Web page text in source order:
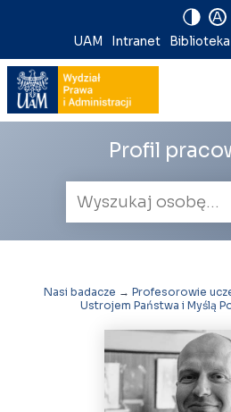
A
Nawigacja
na
skróty
UAM Intranet Biblioteka
Profil
Nasi badacze → Profesorowie
Ustrojem Państwa i Myślą